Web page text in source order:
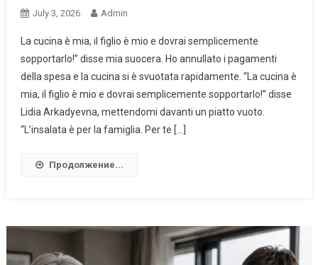
July 3, 2026 Admin
La cucina è mia, il figlio è mio e dovrai semplicemente
sopportarlo!” disse mia suocera. Ho annullato i pagamenti
della spesa e la cucina si è svuotata rapidamente. “La cucina è
mia, il figlio è mio e dovrai semplicemente sopportarlo!” disse
Lidia Arkadyevna, mettendomi davanti un piatto vuoto.
“L’insalata è per la famiglia. Per te […]
Продолжение...